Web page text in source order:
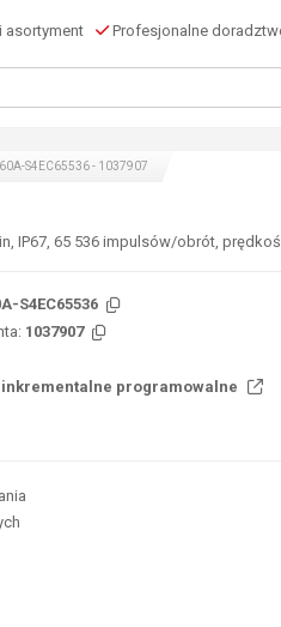
asortyment Profesjonalne
S4EC65536 - 1037907
IP67, 65 536 impulsów/obrót,
S4EC65536
1037907
inkrementalne programowalne